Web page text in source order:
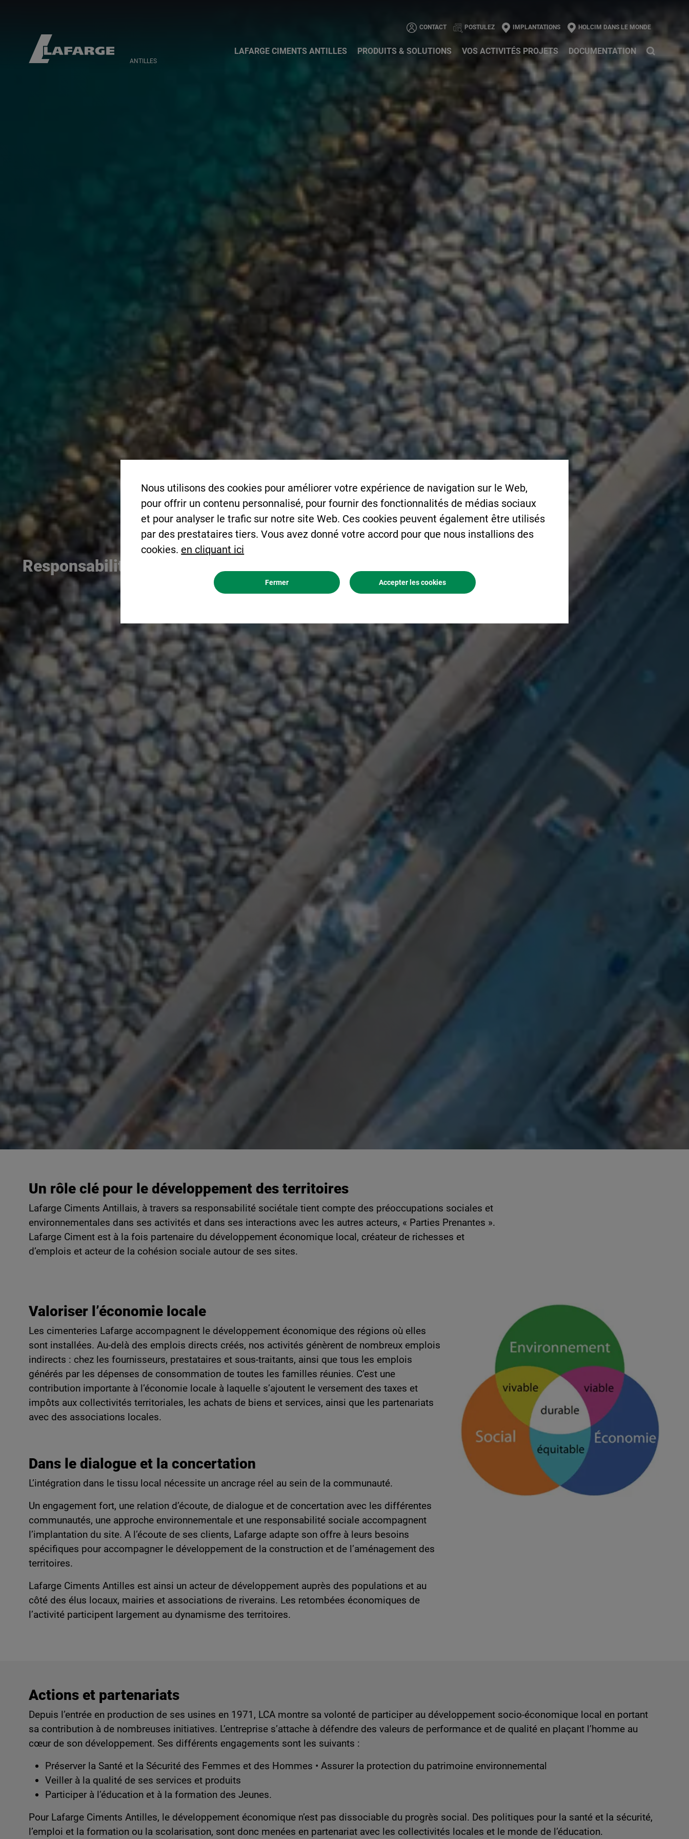
ANTILLES
CONTACT POSTULEZ IMPLANTATIONS HOLCIM DANS LE MONDE
LAFARGE CIMENTS ANTILLES PRODUITS & SOLUTIONS VOS ACTIVITÉS PROJETS DOCUMENTATION
Responsabilité Sociétale
Un rôle clé pour le développement des territoires
Lafarge Ciments Antillais, à travers sa responsabilité sociétale tient compte des préoccupations sociales et
environnementales dans ses activités et dans ses interactions avec les autres acteurs, « Parties Prenantes ».
Lafarge Ciment est à la fois partenaire du développement économique local, créateur de richesses et
d’emplois et acteur de la cohésion sociale autour de ses sites.
Valoriser l’économie locale
Les cimenteries Lafarge accompagnent le développement économique des régions où elles
sont installées. Au-delà des emplois directs créés, nos activités génèrent de nombreux emplois
indirects : chez les fournisseurs, prestataires et sous-traitants, ainsi que tous les emplois
générés par les dépenses de consommation de toutes les familles réunies. C’est une
contribution importante à l’économie locale à laquelle s’ajoutent le versement des taxes et
impôts aux collectivités territoriales, les achats de biens et services, ainsi que les partenariats
avec des associations locales.
Dans le dialogue et la concertation
L’intégration dans le tissu local nécessite un ancrage réel au sein de la communauté.
Un engagement fort, une relation d’écoute, de dialogue et de concertation avec les différentes
communautés, une approche environnementale et une responsabilité sociale accompagnent
l’implantation du site. A l’écoute de ses clients, Lafarge adapte son offre à leurs besoins
spécifiques pour accompagner le développement de la construction et de l’aménagement des
territoires.
Lafarge Ciments Antilles est ainsi un acteur de développement auprès des populations et au
côté des élus locaux, mairies et associations de riverains. Les retombées économiques de
l’activité participent largement au dynamisme des territoires.
Actions et partenariats
Depuis l’entrée en production de ses usines en 1971, LCA montre sa volonté de participer au développement socio-économique local en portant
sa contribution à de nombreuses initiatives. L’entreprise s’attache à défendre des valeurs de performance et de qualité en plaçant l’homme au
cœur de son développement. Ses différents engagements sont les suivants :
Préserver la Santé et la Sécurité des Femmes et des Hommes • Assurer la protection du patrimoine environnemental
Veiller à la qualité de ses services et produits
Participer à l’éducation et à la formation des Jeunes.
Pour Lafarge Ciments Antilles, le développement économique n’est pas dissociable du progrès social. Des politiques pour la santé et la sécurité,
l’emploi et la formation ou la scolarisation, sont donc menées en partenariat avec les collectivités locales et le monde de l’éducation.
Nous utilisons des cookies pour améliorer votre expérience de navigation sur le Web,
pour offrir un contenu personnalisé, pour fournir des fonctionnalités de médias sociaux
et pour analyser le trafic sur notre site Web. Ces cookies peuvent également être utilisés
par des prestataires tiers. Vous avez donné votre accord pour que nous installions des
cookies. en cliquant ici
Accepter les cookies
Fermer